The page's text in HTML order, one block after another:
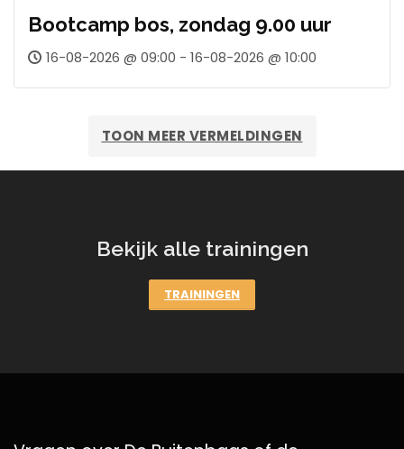
Bootcamp bos, zondag 9.00 uur
16-08-2026 @ 09:00 - 16-08-2026 @ 10:00
TOON MEER VERMELDINGEN
Bekijk alle trainingen
TRAININGEN